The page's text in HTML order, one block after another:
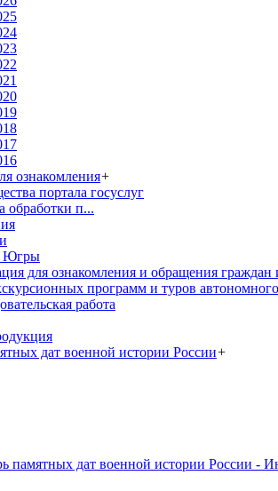
ознакомления+
портала госуслуг
обработки п...
Югры
для ознакомления и обращения граждан
программ и туров
работа
дат военной истории России+
памятных дат военной истории России -